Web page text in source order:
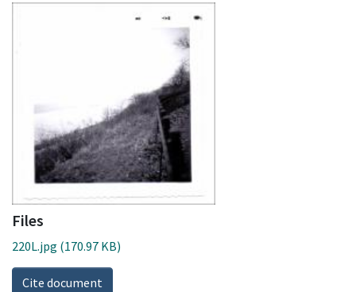
Files
220L.jpg (170.97 KB)
Cite document